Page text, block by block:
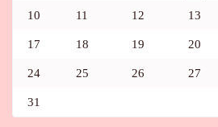
10 11 12 13
17 18 19 20
24 25 26 27
31